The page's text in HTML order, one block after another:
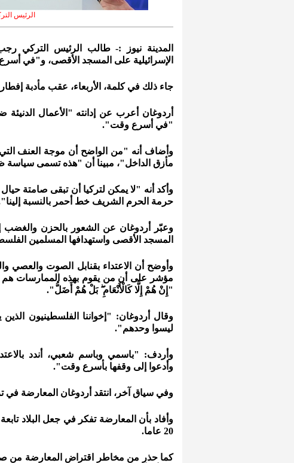
الرئيس
المدينة نيوز :- طالب الرئيس التركي
الإسرائيلية على المسجد الأقصى، و"في
جاء ذلك في كلمة، الأربعاء، عقب مأدبة
أردوغان أعرب عن إدانته "الأعمال
"في أسرع وقت".
وأضاف أنه "من الواضح أن موجة العنف التي
مأزق الداخل"، مبينا أن "هذه تسمى
وأكد أنه "لا يمكن لتركيا أن تبقى صامتة
حرمة الحرم الشريف خط أحمر بالنسبة
وعبّر أردوغان عن الشعور بالحزن والغضب
المسجد الأقصى واستهدافها المسلمين
وأوضح أن الاعتداء بقنابل الصوت والعصي
مؤشر على أن من يقوم بهذه الممارسات
"إِنْ هُمْ إِلَّا كَالْأَنْعَامِ ۖ بَلْ هُمْ أَضَلُّ".
وقال أردوغان: "إخواننا الفلسطينيون
ليسوا وحدهم".
وأردف: "باسمي وباسم شعبي، أندد
وأدعوا إلى وقفها بأسرع وقت".
وفي سياق آخر، انتقد أردوغان المعارضة في
وأفاد بأن المعارضة تفكر في جعل البلاد
20 عاما.
كما حذر من مخاطر اقتراض المعارضة من